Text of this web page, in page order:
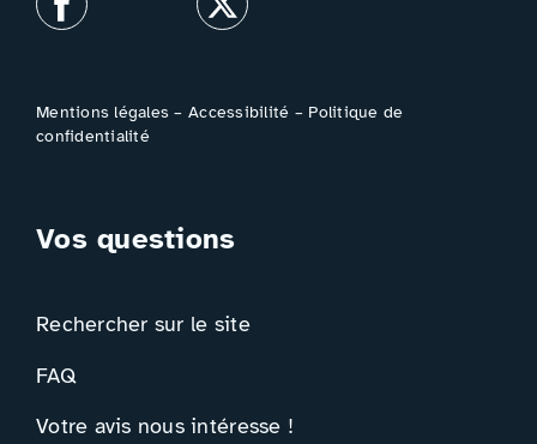
Mentions légales –Accessibilité – Politique de
confidentialité
Vos questions
Rechercher sur le site
FAQ
Votre avis nous intéresse !